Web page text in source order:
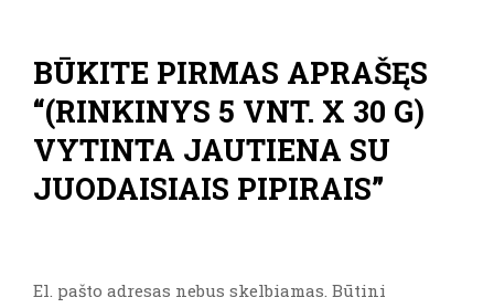
BŪKITE PIRMAS APRAŠĘS
“(RINKINYS 5 VNT. X 30 G)
VYTINTA JAUTIENA SU
JUODAISIAIS PIPIRAIS”
El. pašto adresas nebus skelbiamas. Būtini